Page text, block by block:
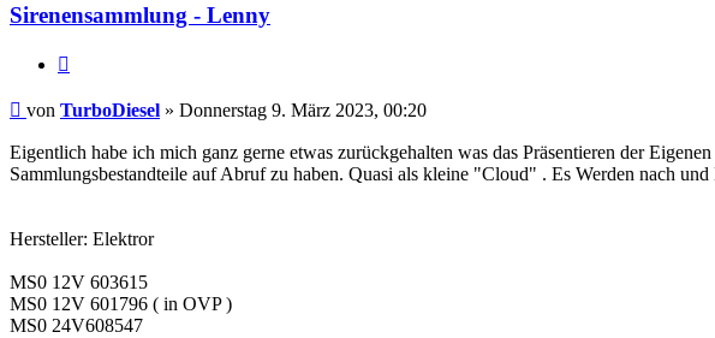
Sirenensammlung - Lenny
Beitrag
von TurboDiesel » Donnerstag 9. März 2023, 00:20
Eigentlich habe ich mich ganz gerne etwas zurückgehalten was das Präsentieren der
Sammlungsbestandteile auf Abruf zu haben. Quasi als kleine "Cloud" . Es Werden nach
Hersteller: Elektror
MS0 12V 603615
MS0 12V 601796 ( in OVP )
MS0 24V608547